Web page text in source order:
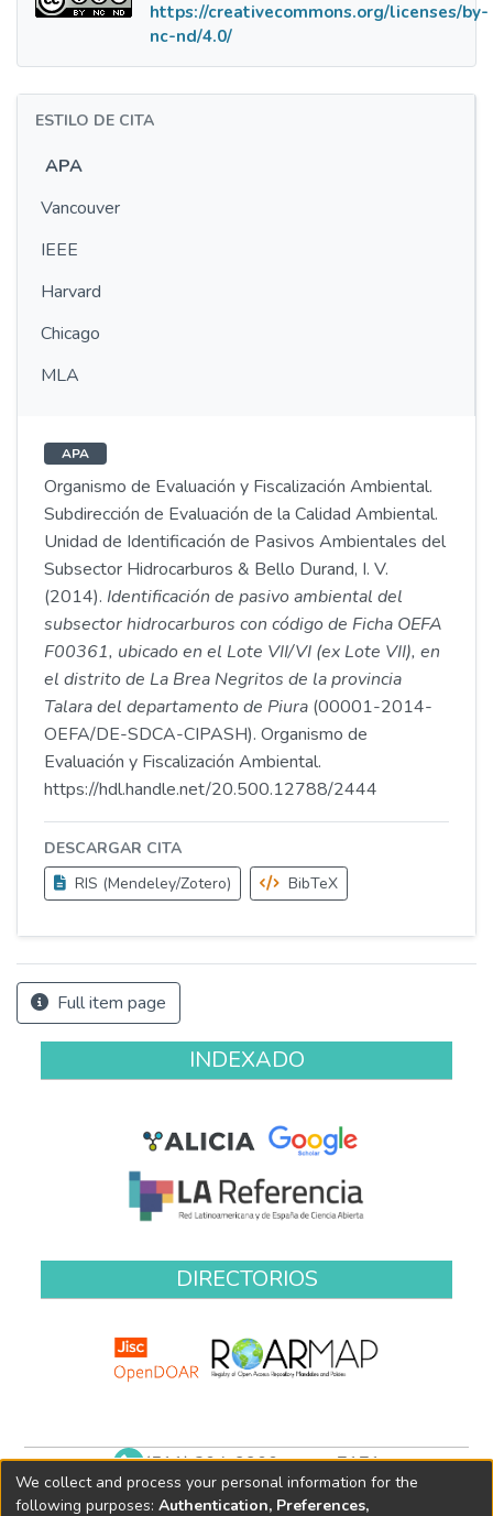
https://creativecommons.org/licenses/by-
nc-nd/4.0/
ESTILO DE CITA
APA
Vancouver
IEEE
Harvard
Chicago
MLA
APA
Organismo de Evaluación y Fiscalización Ambiental.
Subdirección de Evaluación de la Calidad Ambiental.
Unidad de Identificación de Pasivos Ambientales del
Subsector Hidrocarburos & Bello Durand, I. V.
(2014). Identificación de pasivo ambiental del
subsector hidrocarburos con código de Ficha OEFA
F00361, ubicado en el Lote VII/VI (ex Lote VII), en
el distrito de La Brea Negritos de la provincia
Talara del departamento de Piura (00001-2014-
OEFA/DE-SDCA-CIPASH). Organismo de
Evaluación y Fiscalización Ambiental.
https://hdl.handle.net/20.500.12788/2444
DESCARGAR CITA
RIS (Mendeley/Zotero)
BibTeX
Full item page
INDEXADO
DIRECTORIOS
(511) 204-9900 anexo 7171
biblioteca@oefa.gob.pe
We collect and process your personal information for the
following purposes: Authentication, Preferences,